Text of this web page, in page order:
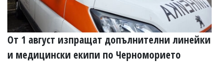
От 1 август изпращат допълнителни линейки
и медицински екипи по Черноморието